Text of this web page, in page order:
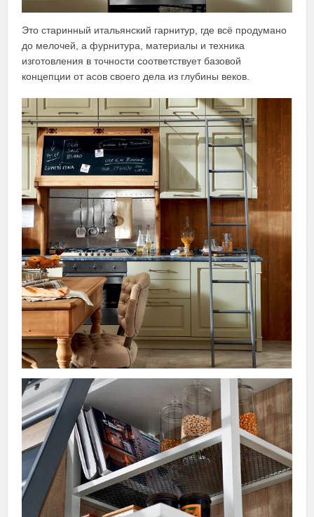
Это старинный итальянский гарнитур, где всё продумано
до мелочей, а фурнитура, материалы и техника
изготовления в точности соответствует базовой
концепции от асов своего дела из глубины веков.